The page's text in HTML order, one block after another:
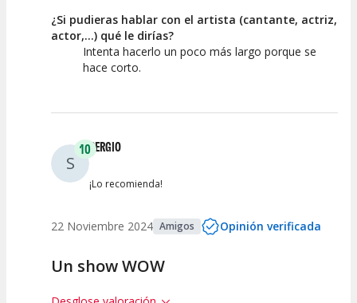
¿Si pudieras hablar con el artista (cantante, actriz,
actor,...) qué le dirías?
Intenta hacerlo un poco más largo porque se
hace corto.
S
10SERGIO
¡Lo recomienda!
22 Noviembre 2024 Amigos Opinión verificada
Un show WOW